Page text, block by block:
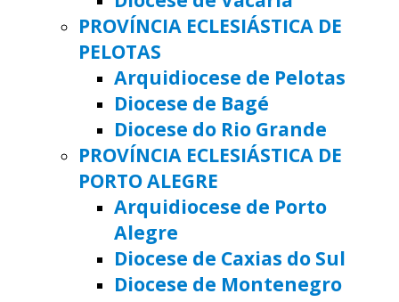
PROVÍNCIA ECLESIÁSTICA DE
PELOTAS
Arquidiocese de Pelotas
Diocese de Bagé
Diocese do Rio Grande
PROVÍNCIA ECLESIÁSTICA DE
PORTO ALEGRE
Arquidiocese de Porto
Alegre
Diocese de Caxias do Sul
Diocese de Montenegro